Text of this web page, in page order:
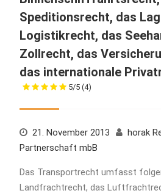
Speditionsrecht, das
Logistikrecht, das
Zollrecht, das
das internationale
5/5 (4)
21. November 2013
horak
Partnerschaft mbB
Das Transportrecht umfasst
Landfrachtrecht, das